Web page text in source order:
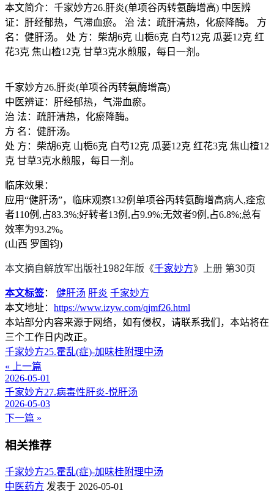
本文简介：千家妙方26.肝炎(单项谷丙转氨酶增高) 中医辨
证：肝经郁热，气滞血瘀。 治 法：疏肝清热，化瘀降酶。 方
名：健肝汤。 处 方：柴胡6克 山栀6克 白芍12克 瓜蒌12克 红
花3克 焦山楂12克 甘草3克水煎服，每日一剂。
千家妙方26.肝炎(单项谷丙转氨酶增高)
中医辨证：肝经郁热，气滞血瘀。
治 法：疏肝清热，化瘀降酶。
方 名：健肝汤。
处 方：柴胡6克 山栀6克 白芍12克 瓜蒌12克 红花3克 焦山楂12
克 甘草3克水煎服，每日一剂。
临床效果：
应用“健肝汤”，临床观察132例单项谷丙转氨酶增高病人,痊愈
者110例,占83.3%;好转者13例,占9.9%;无效者9例,占6.8%;总有
效率为93.2%。
(山西 罗国钧)
本文摘自解放军出版社1982年版《千家妙方》上册 第30页
本文标签： 健肝汤 肝炎 千家妙方
本文地址： https://www.izyw.com/qjmf26.html
本站部分内容来源于网络，如有侵权，请联系我们，本站将在
三个工作日内改正。
千家妙方25.霍乱(症)-加味桂附理中汤
« 上一篇
2026-05-01
千家妙方27.病毒性肝炎-悦肝汤
2026-05-03
下一篇 »
相关推荐
千家妙方25.霍乱(症)-加味桂附理中汤
中医药方 发表于 2026-05-01